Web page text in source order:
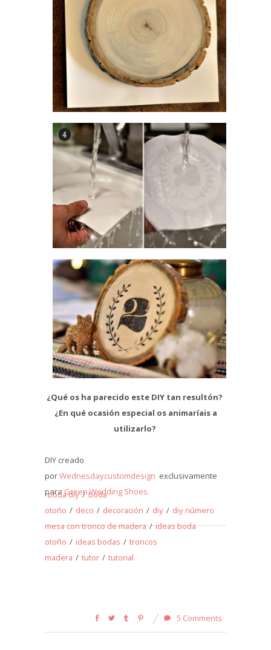
¿Qué os ha parecido este DIY tan resultón?
¿En qué ocasión especial os animaríais a
utilizarlo?
DIY creado
porWednesdaycustomdesign exclusivamente
paraGreen Wedding Shoes.
boda diy / boda
otoño / deco / decoración / diy / diy número
mesa con tronco de madera / ideas boda
otoño / ideas bodas / troncos
madera / tutor / tutorial
5 Comments